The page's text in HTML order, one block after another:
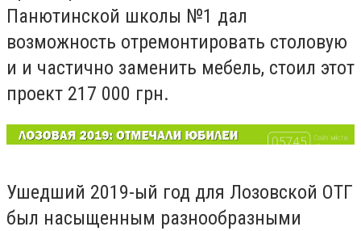
Панютинской школы №1 дал
возможность отремонтировать столовую
и и частично заменить мебель, стоил этот
проект 217 000 грн.
Ушедший 2019-ый год для Лозовской ОТГ
был насыщенным разнообразными